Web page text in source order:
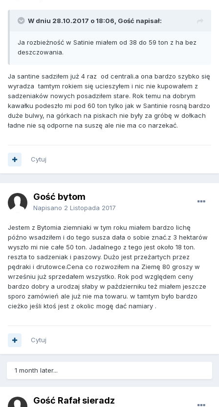
W dniu 28.10.2017 o 18:06, Gość napisał:
Ja rozbieżność w Satinie miałem od 38 do 59 ton z ha bez
deszczowania.
Ja santine sadziłem już 4 raz od centrali.a ona bardzo szybko się
wyradza tamtym rokiem się ucieszyłem i nic nie kupowałem z
sadzeniaków nowych posadziłem stare. Rok temu na dobrym
kawałku podeszło mi pod 60 ton tylko jak w Santinie rosną bardzo
duże bulwy, na górkach na piskach nie były za gróbę w dołkach
ładne nie są odporne na suszę ale nie ma co narzekać.
Cytuj
Gość bytom
Napisano 2 Listopada 2017
Jestem z Bytomia ziemniaki w tym roku miałem bardzo lichę
późno wsadziłem i do tego susza dała o sobie znać.z 3 hektarów
wyszło mi nie całe 50 ton. Jadalnego z tego jest około 18 ton.
reszta to sadzeniak i paszowy. Dużo jest przeżartych przez
pędraki i drutowce.Cena co rozwoziłem na Ziemę 80 groszy w
wrześniu już sprzedałem wszystko. Rok pod względem ceny
bardzo dobry a urodzaj słaby w październiku też miałem jeszcze
sporo zamówień ale już nie ma towaru. w tamtym było bardzo
cieżko jeśli ktoś jest z okolic mogę dać namiary .
Cytuj
1 month later...
Gość Rafał sieradz